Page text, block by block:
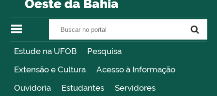
Oeste da Bahia
Estude na UFOB
Pesquisa
Extensão e Cultura
Acesso à Informação
Ouvidoria
Estudantes Servidores